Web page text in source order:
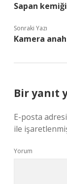
Sapan
Sonraki Yazı
Kamera
Bir yanıt
E-posta
ile
Yorum